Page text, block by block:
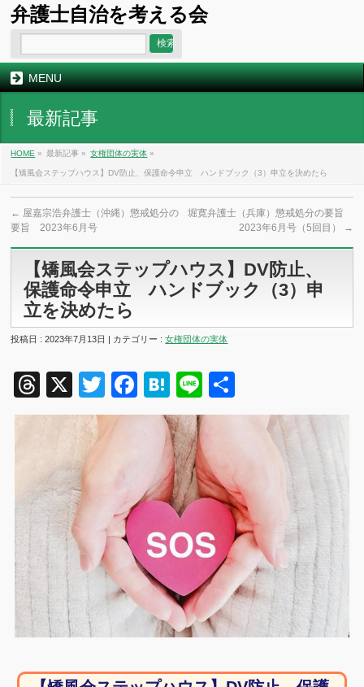
弁護士自治を考える会
MENU
最新記事
HOME » 最新記事 » 女権団体の実体 »
【矯風会ステップハウス】DV防止、保護命令申立 ハンドブック（3）申立を決めたら
← 屋嘉宗浩弁護士（沖縄）懲戒処分の
要旨 2023年6月号
堀寛弁護士（兵庫）懲戒処分の要旨
2023年6月号（5回目）
→
【矯風会ステップハウス】DV防止、
保護命令申立 ハンドブック（3）申
立を決めたら
投稿日 : 2023年7月13日 | カテゴリー :女権団体の実体
Threads
X TwitterFacebook
Hatena
Line
有